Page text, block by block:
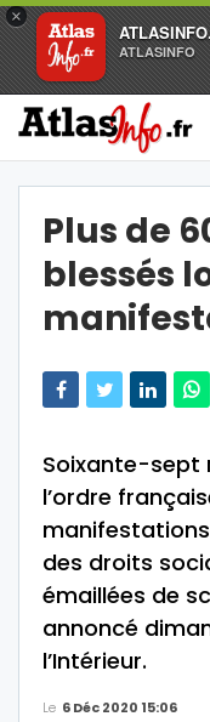
×
ATLASINFO
Plus de
blessés
Soixante-sept
l’ordre
des droits
émaillées de
annoncé
l’Intérieur.
Le 6 Déc 2020 15:06